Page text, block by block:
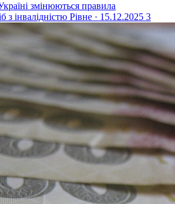
змінюються правила
з інвалідністю Рівне · 15.12.2025 3